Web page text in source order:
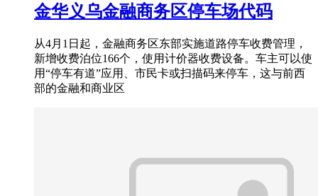
金华义乌金融商务区停车场代码
从4月1日起，金融商务区东部实施道路停车收费管理，
新增收费泊位166个，使用计价器收费设备。车主可以使
用“停车有道”应用、市民卡或扫描码来停车，这与前西
部的金融和商业区